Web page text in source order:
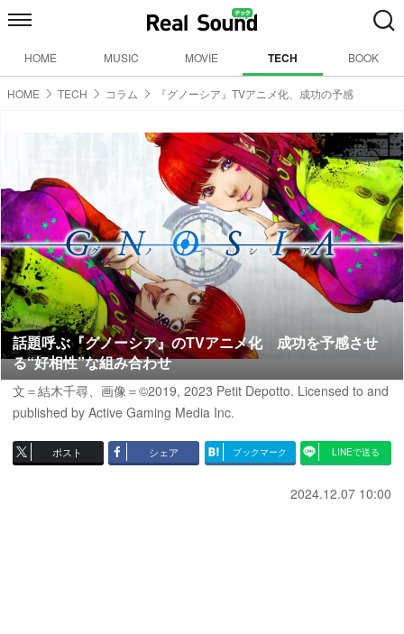
HOME MUSIC MOVIE TECH BOOK
HOME TECH コラム 『グノーシア』TVアニメ化、成功の予感
話題呼ぶ『グノーシア』のTVアニメ化 成功を予感させ
る“好相性”な組み合わせ
文＝結木千尋、画像＝©2019, 2023 Petit Depotto. Licensed to and
published by Active Gaming Media Inc.
ポスト シェア ブックマーク LINEで送る
2024.12.07 10:00